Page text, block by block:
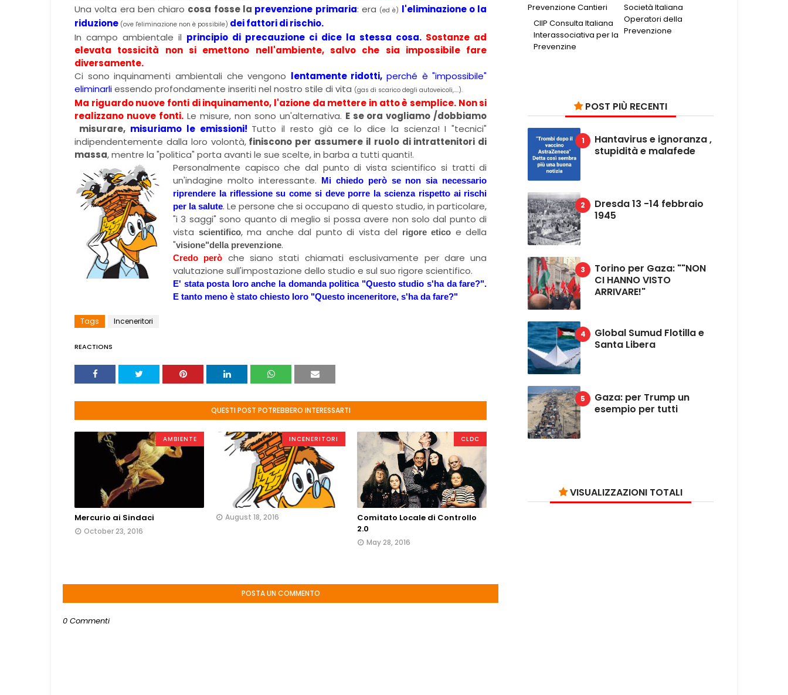
Una volta era ben chiaro cosa fosse la prevenzione primaria: era (ed è) l'eliminazione o la
riduzione (ove l'eliminazione non è possibile) dei fattori di rischio.
In campo ambientale il principio di precauzione ci dice la stessa cosa. Sostanze ad
elevata tossicità non si emettono nell'ambiente, salvo che sia impossibile fare
diversamente.
Ci sono inquinamenti ambientali che vengono lentamente ridotti,perché è "impossibile"
eliminarliessendo profondamente inseriti nel nostro stile di vita (gas di scarico degli autoveicoli,....).
Ma riguardo nuove fonti di inquinamento, l'azione da mettere in atto è semplice. Non si
realizzano nuove fonti.Le misure, non sono un'alternativa. E se ora vogliamo /dobbiamo
misurare, misuriamo le emissioni! Tutto il resto già ce lo dice la scienza! I "tecnici"
indipendentemente dalla loro volontà,finiscono per assumere il ruolo di intrattenitori di
massa, mentre la "politica" porta avanti le sue scelte, in barba a tutti quanti!.
Personalmente capisco che dal punto di vista scientifico si tratti di
un'indagine molto interessante. Mi chiedo però se non sia necessario
riprendere la riflessione su come si deve porre la scienza rispetto ai rischi
per la salute. Le persone che si occupano di questo studio, in particolare,
"i 3 saggi" sono quanto di meglio si possa avere non solo dal punto di
vista scientifico, ma anche dal punto di vista del rigore etico e della
"visione"della prevenzione.
Credo però che siano stati chiamati esclusivamente per dare una
valutazione sull'impostazione dello studio e sul suo rigore scientifico.
E' stata posta loro anche la domanda politica "Questo studio s'ha da fare?".
E tanto meno è stato chiesto loro "Questo inceneritore, s'ha da fare?"
Tags Inceneritori
REACTIONS
QUESTI POST POTREBBERO INTERESSARTI
AMBIENTE
Mercurio ai Sindaci
October 23, 2016
INCENERITORI
August 18, 2016
CLDC
Comitato Locale di Controllo
2.0
May 28, 2016
POSTA UN COMMENTO
0 Commenti
Società Italiana
Operatori della
Prevenzione
Prevenzione Cantieri
CIIP Consulta Italiana
Interassociativa per la
Prevenzine
POST PIÙ RECENTI
Hantavirus e ignoranza ,
stupidità e malafede
Dresda 13 -14 febbraio
1945
Torino per Gaza: ""NON
CI HANNO VISTO
ARRIVARE!"
Global Sumud Flotilla e
Santa Libera
Gaza: per Trump un
esempio per tutti
VISUALIZZAZIONI TOTALI